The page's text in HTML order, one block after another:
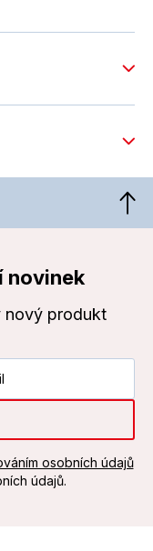
novinek
nový produkt
osobních údajů
údajů.